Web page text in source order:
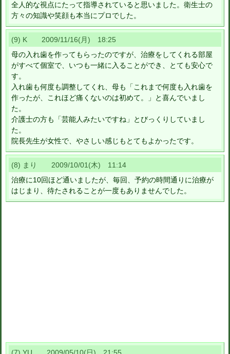
全人的な視点にたって指導されていると思いました。衛生士の
方々の知識や笑顔も本当にプロでした。
(9) K 2009/11/16(月) 18:25
母の入れ歯を作ってもらったのですが、治療をしてくれる部屋
がすべて個室で、いつも一緒に入ることができ、とても安心で
す。
入れ歯も何度も調整してくれ、母も「これまで何度も入れ歯を
作ったが、これほど痛くないのは初めて。」と喜んでいまし
た。
介護士の方も「芸能人みたいですね」とびっくりしていまし
た。
院長先生が女性で、やさしい感じもとてもよかったです。
(8) まり 2009/10/01(木) 11:14
治療に10回ほど通いましたが、毎回、予約の時間通りに治療が
はじまり、待たされることが一度もありませんでした。